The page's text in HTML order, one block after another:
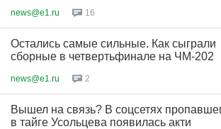
news@e1.ru 16
Остались самые сильные. Как сыграли
сборные в четвертьфинале на ЧМ-202
news@e1.ru 2
Вышел на связь? В соцсетях
в тайге Усольцева появилась акти